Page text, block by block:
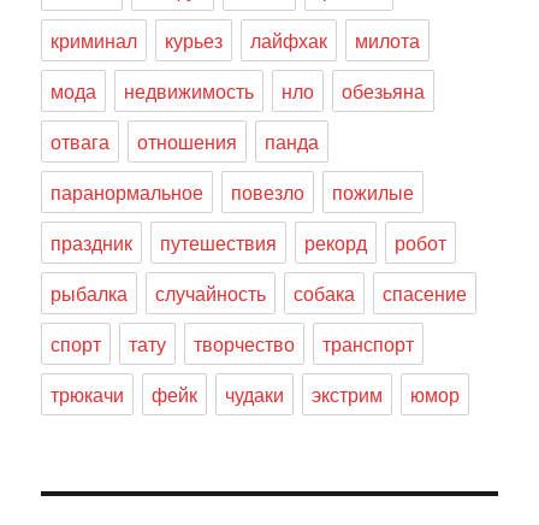
криминал
курьез лайфхак
милота
мода
недвижимость нло
обезьяна
отвага
отношения
панда
паранормальное
повезло
пожилые
праздник
путешествия рекорд
робот
рыбалка
случайность собака
спасение
спорт
тату творчество
транспорт
трюкачи
фейк чудаки экстрим юмор